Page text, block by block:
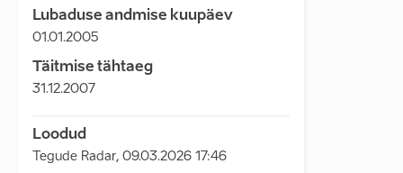
Lubaduse andmise kuupäev
01.01.2005
Täitmise tähtaeg
31.12.2007
Loodud
Tegude Radar, 09.03.2026 17:46